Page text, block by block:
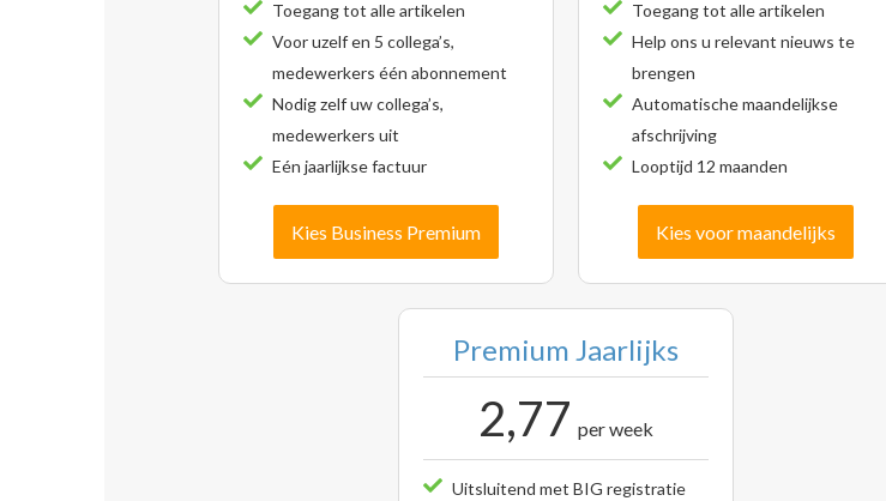
Toegang tot alle artikelen
Voor uzelf en 5 collega’s,
medewerkers één abonnement
Nodig zelf uw collega’s,
medewerkers uit
Eén jaarlijkse factuur
Kies Business Premium
Toegang tot alle artikelen
Help ons u relevant nieuws te
brengen
Automatische maandelijkse
afschrijving
Looptijd 12 maanden
Kies voor maandelijks
Premium Jaarlijks
2,77 per week
Uitsluitend met BIG registratie